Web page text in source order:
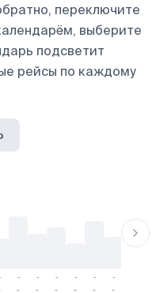
переключите
выберите
подсветит
рейсы по каждому
-
-
-
-
-
-
-
-
-
-
-
-